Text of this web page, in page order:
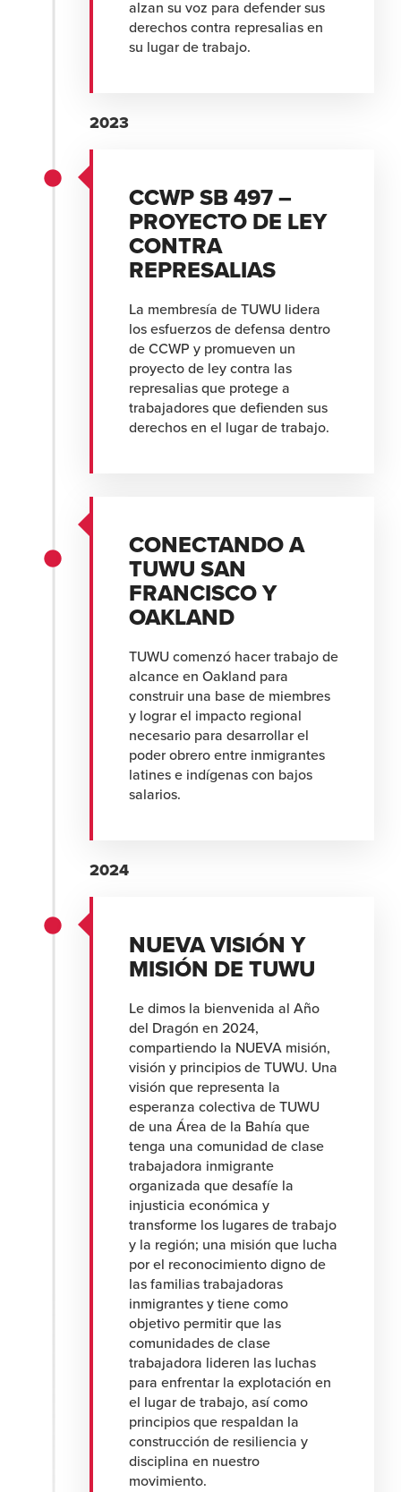
alzan su voz para defender sus
derechos contra represalias en
su lugar de trabajo.
2023
CCWP SB 497 –
PROYECTO DE LEY
CONTRA
REPRESALIAS
La membresía de TUWU lidera
los esfuerzos de defensa dentro
de CCWP y promueven un
proyecto de ley contra las
represalias que protege a
trabajadores que defienden sus
derechos en el lugar de trabajo.
CONECTANDO A
TUWU SAN
FRANCISCO Y
OAKLAND
TUWU comenzó hacer trabajo de
alcance en Oakland para
construir una base de miembres
y lograr el impacto regional
necesario para desarrollar el
poder obrero entre inmigrantes
latines e indígenas con bajos
salarios.
2024
NUEVA VISIÓN Y
MISIÓN DE TUWU
Le dimos la bienvenida al Año
del Dragón en 2024,
compartiendo la NUEVA misión,
visión y principios de TUWU. Una
visión que representa la
esperanza colectiva de TUWU
de una Área de la Bahía que
tenga una comunidad de clase
trabajadora inmigrante
organizada que desafíe la
injusticia económica y
transforme los lugares de trabajo
y la región; una misión que lucha
por el reconocimiento digno de
las familias trabajadoras
inmigrantes y tiene como
objetivo permitir que las
comunidades de clase
trabajadora lideren las luchas
para enfrentar la explotación en
el lugar de trabajo, así como
principios que respaldan la
construcción de resiliencia y
disciplina en nuestro
movimiento.